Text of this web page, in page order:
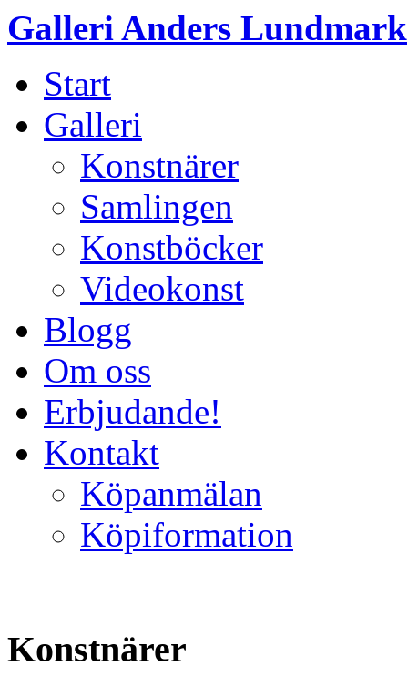
Galleri Anders Lundmark
Start
Galleri
Konstnärer
Samlingen
Konstböcker
Videokonst
Blogg
Om oss
Erbjudande!
Kontakt
Köpanmälan
Köpiformation
Konstnärer